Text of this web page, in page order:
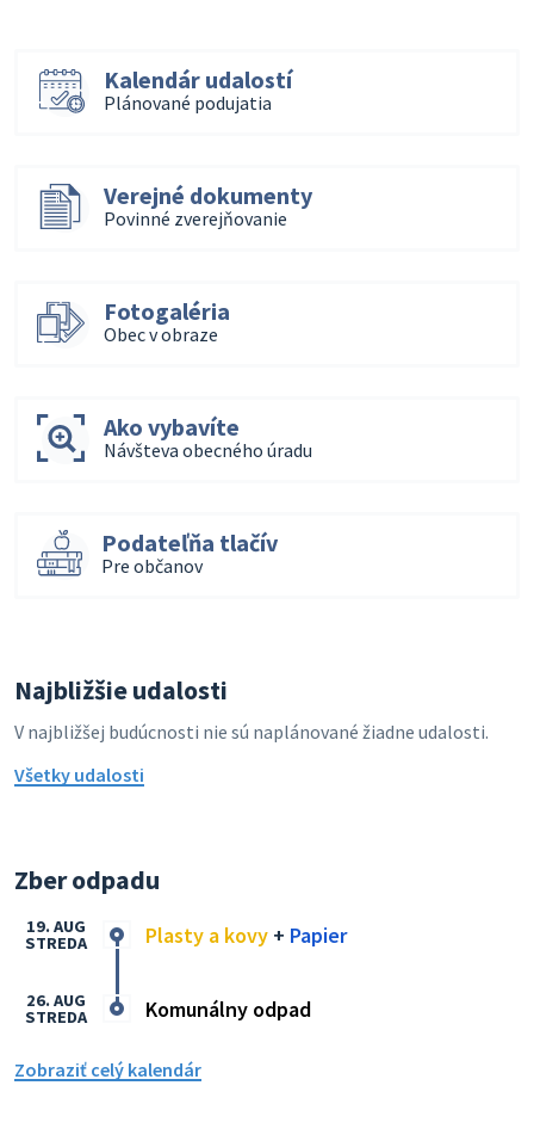
Kalendár udalostí
Plánované podujatia
Verejné dokumenty
Povinné zverejňovanie
Fotogaléria
Obec v obraze
Ako vybavíte
Návšteva obecného úradu
Podateľňa tlačív
Pre občanov
Najbližšie udalosti
V najbližšej budúcnosti nie sú naplánované žiadne udalosti.
Všetky udalosti
Zber odpadu
Plasty a kovy + Papier
19. AUG
STREDA
Komunálny odpad
26. AUG
STREDA
Zobraziť celý kalendár